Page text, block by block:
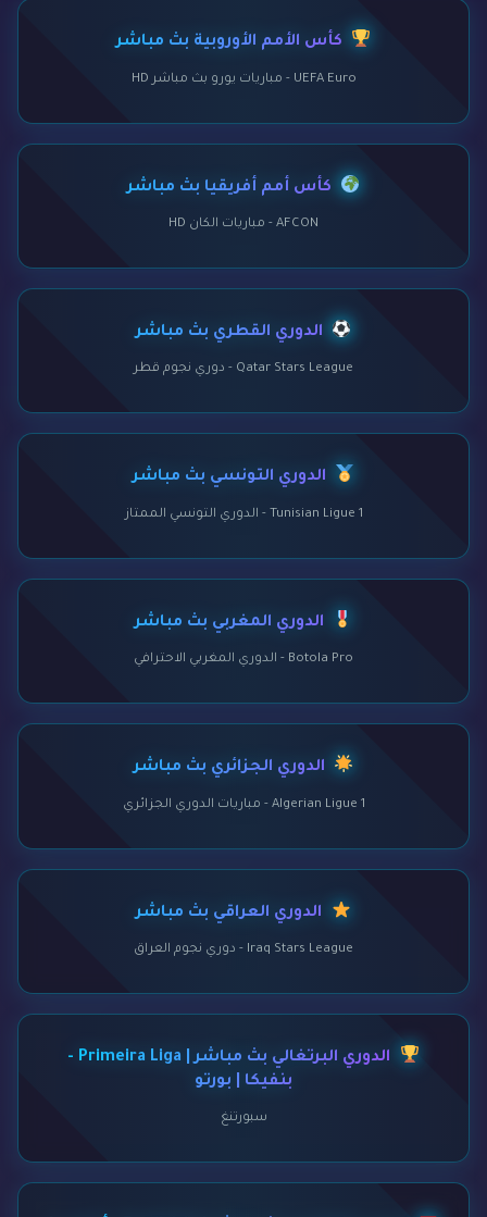
كأس الأمم الأوروبية بث مباشر
UEFA Euro - مباريات يورو بث مباشر HD
كأس أمم أفريقيا بث مباشر
AFCON - مباريات الكان HD
الدوري القطري بث مباشر
Qatar Stars League - دوري نجوم قطر
الدوري التونسي بث مباشر
Tunisian Ligue 1 - الدوري التونسي الممتاز
الدوري المغربي بث مباشر
Botola Pro - الدوري المغربي الاحترافي
الدوري الجزائري بث مباشر
Algerian Ligue 1 - مباريات الدوري الجزائري
الدوري العراقي بث مباشر
Iraq Stars League - دوري نجوم العراق
الدوري البرتغالي بث مباشر | Primeira Liga -
بنفيكا | بورتو
سبورتنغ